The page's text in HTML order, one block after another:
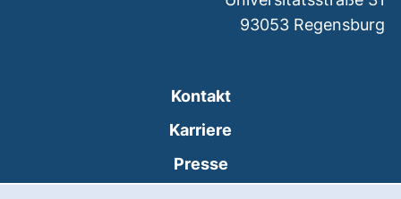
Kontakt
Karriere
Presse
93053 Regensburg